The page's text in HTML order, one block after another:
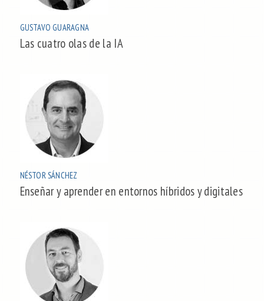
GUSTAVO GUARAGNA
Las cuatro olas de la IA
NÉSTOR SÁNCHEZ
Enseñar y aprender en entornos híbridos y digitales